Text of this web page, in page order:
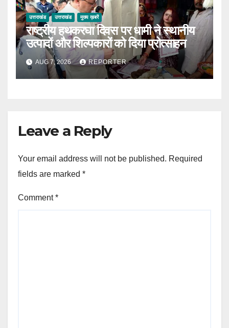
उत्तराखंड उत्तराखंड मुख्य ख़बरें
राष्ट्रीय हथकरघा दिवस पर धामी ने स्थानीय
उत्पादों और शिल्पकारों को दिया प्रोत्साहन
AUG 7, 2026 REPORTER
Leave a Reply
Your email address will not be published. Required
fields are marked *
Comment*